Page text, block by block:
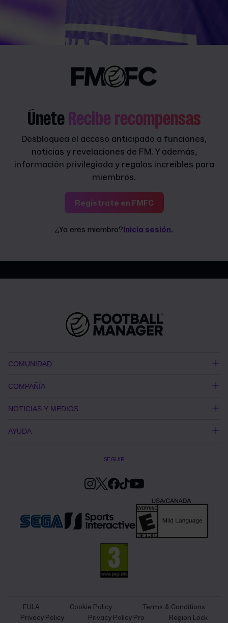
Únete Recibe recompensas
Desbloquea el acceso anticipado a funciones,
noticias y revelaciones de FM. Y además,
información privilegiada y regalos increíbles para
miembros.
Regístrate en FMFC
¿Ya eres miembro?Inicia sesión.
COMUNIDAD
COMPAÑÍA
NOTICIAS Y MEDIOS
AYUDA
SEGUIR
EULA Cookie Policy
Terms & Conditions
Privacy Policy
Privacy Policy Pro Region Lock